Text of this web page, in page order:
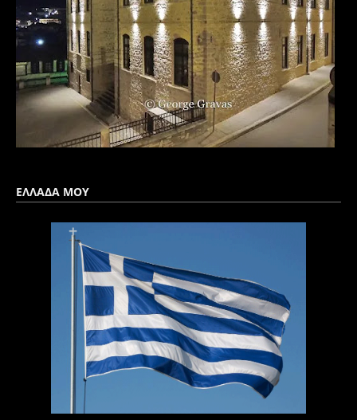
ΕΛΛΑΔΑ ΜΟΥ